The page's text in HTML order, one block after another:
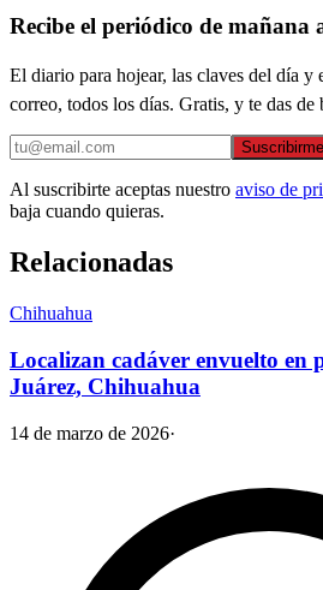
Recibe el periódico de mañana
El diario para hojear, las claves del día
correo, todos los días. Gratis, y te das de
Suscribirme
Al suscribirte aceptas nuestro aviso de
baja cuando quieras.
Relacionadas
Chihuahua
Localizan cadáver envuelto en
Juárez, Chihuahua
14 de marzo de 2026·